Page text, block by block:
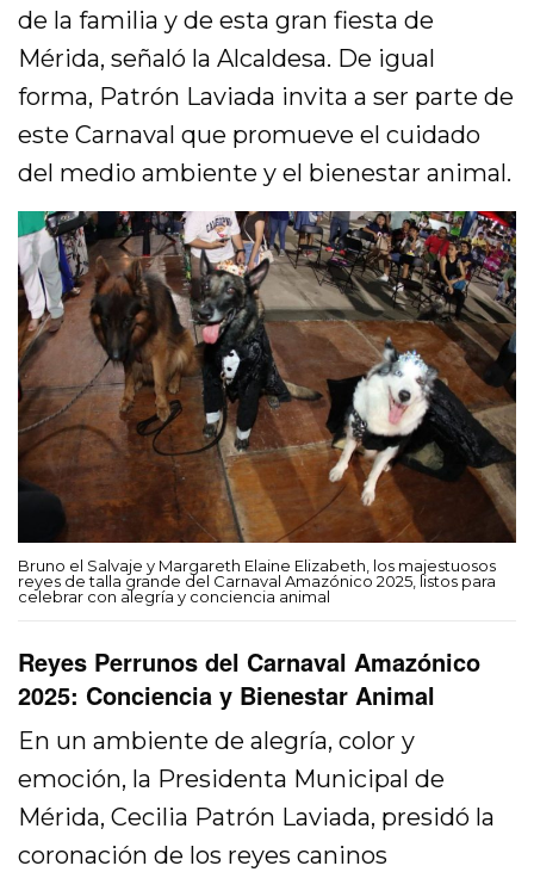
de la familia y de esta gran fiesta de
Mérida, señaló la Alcaldesa. De igual
forma, Patrón Laviada invita a ser parte de
este Carnaval que promueve el cuidado
del medio ambiente y el bienestar animal.
Bruno el Salvaje y Margareth Elaine Elizabeth, los majestuosos
reyes de talla grande del Carnaval Amazónico 2025, listos para
celebrar con alegría y conciencia animal
Reyes Perrunos del Carnaval Amazónico
2025: Conciencia y Bienestar Animal
En un ambiente de alegría, color y
emoción, la Presidenta Municipal de
Mérida, Cecilia Patrón Laviada, presidó la
coronación de los reyes caninos